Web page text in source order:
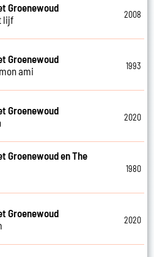
Groenewoud
lijf
2008
Groenewoud
ami
1993
Groenewoud
2020
Groenewoud en The
1980
Groenewoud
2020